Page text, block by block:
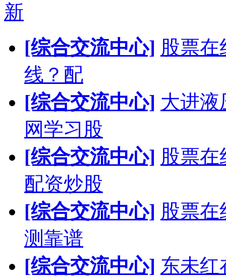
新
[综合交流中心] 股票在
线？配
[综合交流中心] 大进液
网学习股
[综合交流中心] 股票
配资炒股
[综合交流中心] 股票在
测靠谱
[综合交流中心] 东未红